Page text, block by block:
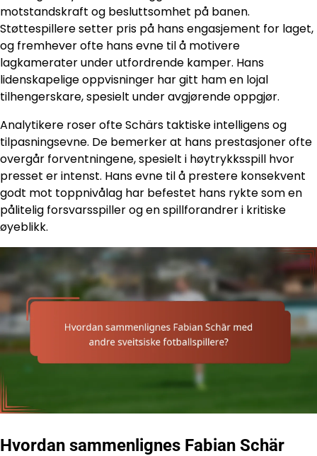
motstandskraft og besluttsomhet på banen.
Støttespillere setter pris på hans engasjement for laget,
og fremhever ofte hans evne til å motivere
lagkamerater under utfordrende kamper. Hans
lidenskapelige oppvisninger har gitt ham en lojal
tilhengerskare, spesielt under avgjørende oppgjør.
Analytikere roser ofte Schärs taktiske intelligens og
tilpasningsevne. De bemerker at hans prestasjoner ofte
overgår forventningene, spesielt i høytrykksspill hvor
presset er intenst. Hans evne til å prestere konsekvent
godt mot toppnivålag har befestet hans rykte som en
pålitelig forsvarsspiller og en spillforandrer i kritiske
øyeblikk.
Hvordan sammenlignes Fabian Schär